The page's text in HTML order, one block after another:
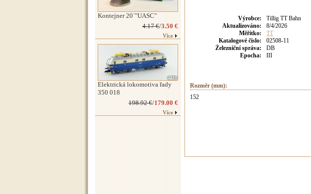
Výrobce:
Tillig TT Bahn
Aktualizováno:
8/4/2026
Měřítko:
TT
Katalogové číslo:
02508-11
Železniční správa:
DB
Epocha:
III
Rozměr (mm):
152
Kontejner 20´"UASC"
4.17 €/3.50 €
Více
Elektrická lokomotiva řady
350 018
198.92 €/179.00 €
Více